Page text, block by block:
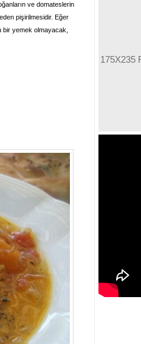
ve domateslerin
pişirilmesidir. Eğer
bir yemek olmayacak,
175X235